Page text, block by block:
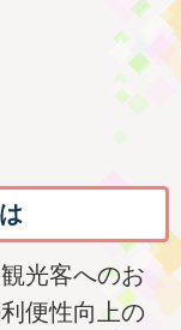
光客へのお
便性向上の